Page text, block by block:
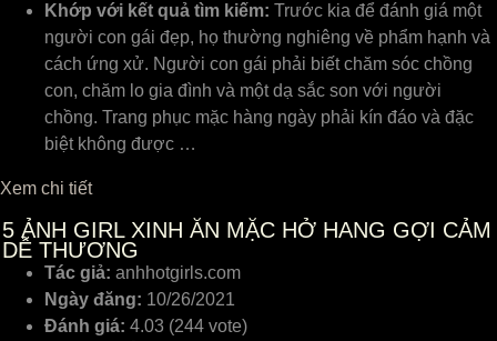
Khớp với kết quả tìm kiếm: Trước kia để đánh giá một
người con gái đẹp, họ thường nghiêng về phẩm hạnh và
cách ứng xử. Người con gái phải biết chăm sóc chồng
con, chăm lo gia đình và một dạ sắc son với người
chồng. Trang phục mặc hàng ngày phải kín đáo và đặc
biệt không được …
Xem chi tiết
5 ẢNH GIRL XINH ĂN MẶC HỞ HANG GỢI CẢM
DỄ THƯƠNG
Tác giả: anhhotgirls.com
Ngày đăng: 10/26/2021
Đánh giá: 4.03 (244 vote)